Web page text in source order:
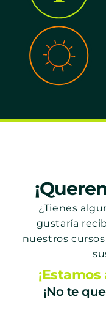
¿Tienes
gustaría
nuestros
¡No te